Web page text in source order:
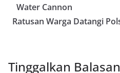
Water Cannon
Ratusan Warga Datangi
Tinggalkan Balasan